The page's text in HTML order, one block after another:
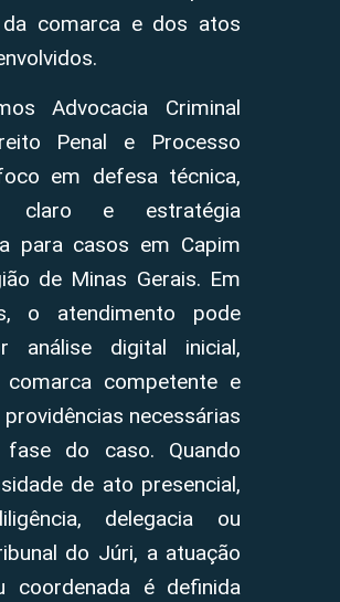
da comarca e dos atos
Advocacia Criminal
Penal e Processo
em defesa técnica,
claro e estratégia
para casos em Capim
de Minas Gerais. Em
o atendimento pode
análise digital inicial,
comarca competente e
necessárias
do caso. Quando
de ato presencial,
delegacia ou
do Júri, a atuação
coordenada é definida